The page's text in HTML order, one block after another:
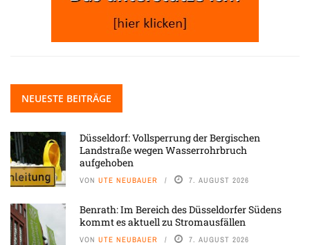
NEUESTE BEITRÄGE
Düsseldorf: Vollsperrung der Bergischen
Landstraße wegen Wasserrohrbruch
aufgehoben
VON UTE NEUBAUER 7. AUGUST 2026
Benrath: Im Bereich des Düsseldorfer Südens
kommt es aktuell zu Stromausfällen
VON UTE NEUBAUER 7. AUGUST 2026